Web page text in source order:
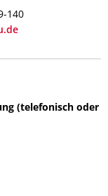
140
(telefonisch oder